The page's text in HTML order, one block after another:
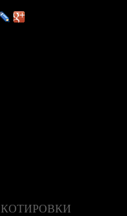
КОТИРОВКИ